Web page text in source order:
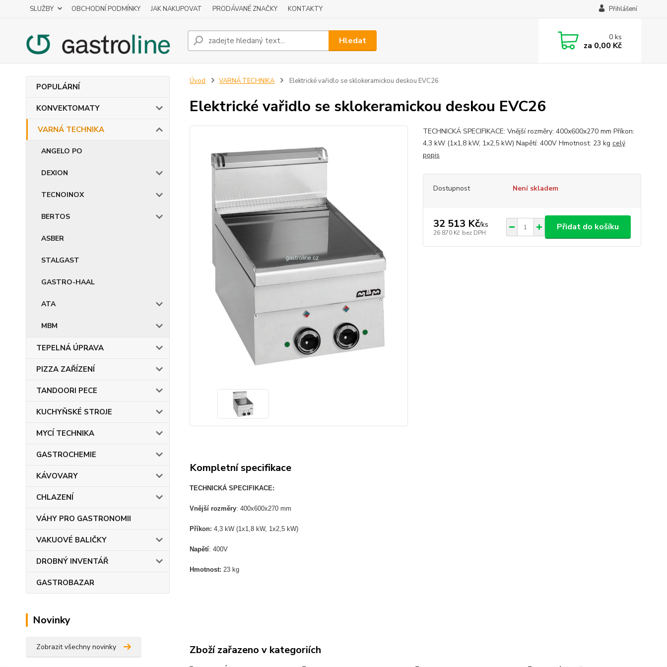
SLUŽBY OBCHODNÍ PODMÍNKY JAK NAKUPOVAT PRODÁVANÉ ZNAČKY KONTAKTY Přihlášení
Hledat 0ks
za 0,00 Kč
POPULÁRNÍ
KONVEKTOMATY
VARNÁ TECHNIKA
ANGELO PO
DEXION
TECNOINOX
BERTOS
ASBER
STALGAST
GASTRO-HAAL
ATA
MBM
TEPELNÁ ÚPRAVA
PIZZA ZAŘÍZENÍ
TANDOORI PECE
KUCHYŇSKÉ STROJE
MYCÍ TECHNIKA
GASTROCHEMIE
KÁVOVARY
CHLAZENÍ
VÁHY PRO GASTRONOMII
VAKUOVÉ BALIČKY
DROBNÝ INVENTÁŘ
GASTROBAZAR
Novinky
Zobrazit všechny novinky
Úvod VARNÁ TECHNIKA Elektrické vařidlo se sklokeramickou deskou EVC26
Elektrické vařidlo se sklokeramickou deskou EVC26
TECHNICKÁ SPECIFIKACE: Vnější rozměry: 400x600x270 mm Příkon:
4,3 kW (1x1,8 kW, 1x2,5 kW) Napětí: 400V Hmotnost: 23 kg celý
popis
Dostupnost Není skladem
32 513 Kč/ks
26 870 Kč bez DPH
Přidat do košíku
Kompletní specifikace
TECHNICKÁ SPECIFIKACE:
Vnější rozměry: 400x600x270 mm
Příkon: 4,3 kW (1x1,8 kW, 1x2,5 kW)
Napětí: 400V
Hmotnost: 23 kg
Zboží zařazeno v kategoriích